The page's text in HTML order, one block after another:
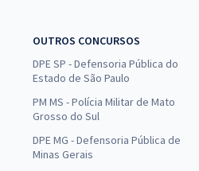
OUTROS CONCURSOS
DPE SP - Defensoria Pública do
Estado de São Paulo
PM MS - Polícia Militar de Mato
Grosso do Sul
DPE MG - Defensoria Pública de
Minas Gerais